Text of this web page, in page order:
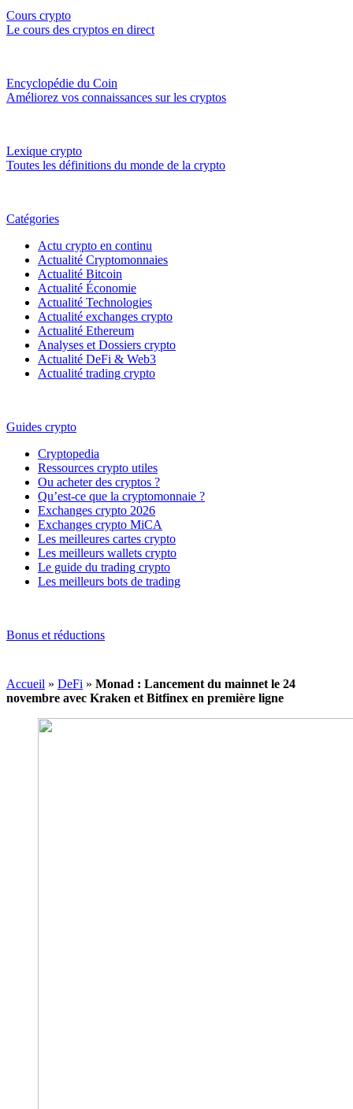
Cours crypto
Le cours des cryptos en direct
Encyclopédie du Coin
Améliorez vos connaissances sur les cryptos
Lexique crypto
Toutes les définitions du monde de la crypto
Catégories
Actu crypto en continu
Actualité Cryptomonnaies
Actualité Bitcoin
Actualité Économie
Actualité Technologies
Actualité exchanges crypto
Actualité Ethereum
Analyses et Dossiers crypto
Actualité DeFi & Web3
Actualité trading crypto
Guides crypto
Cryptopedia
Ressources crypto utiles
Ou acheter des cryptos ?
Qu’est-ce que la cryptomonnaie ?
Exchanges crypto 2026
Exchanges crypto MiCA
Les meilleures cartes crypto
Les meilleurs wallets crypto
Le guide du trading crypto
Les meilleurs bots de trading
Bonus et réductions
Accueil » DeFi » Monad : Lancement du mainnet le 24
novembre avec Kraken et Bitfinex en première ligne